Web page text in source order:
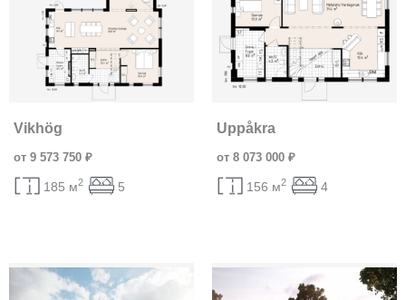
Vikhög
от 9 573 750 ₽
185 м2 5
Uppåkra
от 8 073 000 ₽
156 м2 4